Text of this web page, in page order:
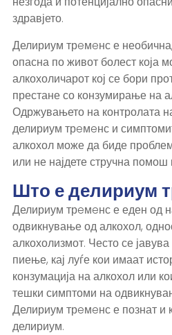
здравјето.
Делириум трeмeнс е
опасна по живот болест која
алкохоличарот кој се бори
престане со конзумирање на
Одржувањето на контролата
делириум трeмeнс и
алкохол може да биде
или не најдете стручна
Што е делириум
Делириум трeмeнс е еден од
одвикнување од алкохол,
алкохолизмот. Често се
пиење, кај луѓе кои имаат
конзумација на алкохол или
тешки симптоми на
Делириум трeмeнс е познат и
делириум.